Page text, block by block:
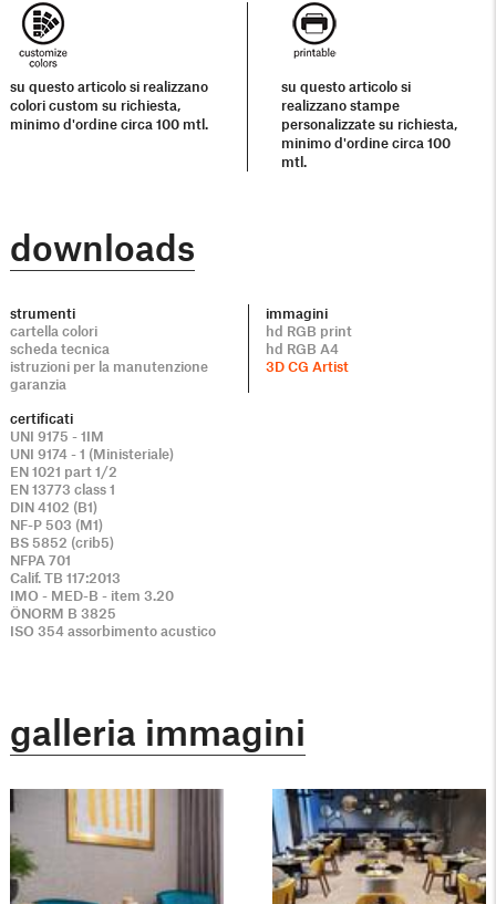
su questo articolo si realizzano
colori custom su richiesta,
minimo d'ordine circa 100 mtl.
su questo articolo si
realizzano stampe
personalizzate su richiesta,
minimo d'ordine circa 100
mtl.
downloads
strumenti
cartella colori
scheda tecnica
istruzioni per la manutenzione
garanzia
immagini
hd RGB print
hd RGB A4
3D CG Artist
certificati
UNI 9175 - 1IM
UNI 9174 - 1 (Ministeriale)
EN 1021 part 1/2
EN 13773 class 1
DIN 4102 (B1)
NF-P 503 (M1)
BS 5852 (crib5)
NFPA 701
Calif. TB 117:2013
IMO - MED-B - item 3.20
ÖNORM B 3825
ISO 354 assorbimento acustico
galleria immagini